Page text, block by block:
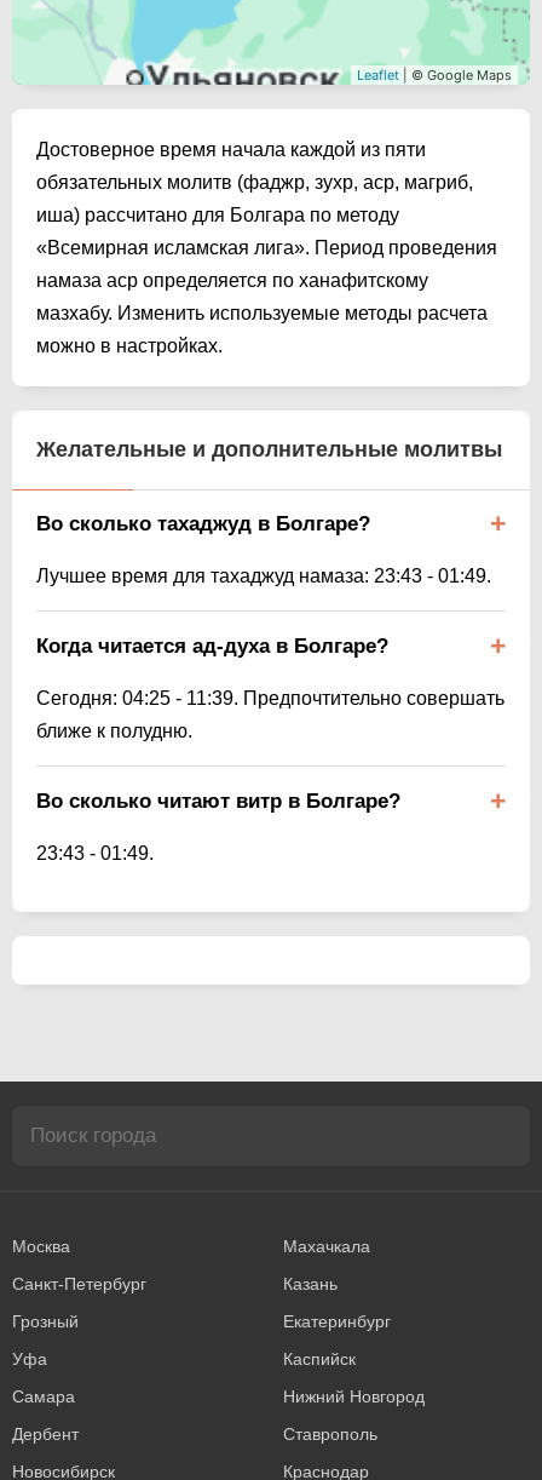
Leaflet | © Google Maps
Достоверное время начала каждой из пяти
обязательных молитв (фаджр, зухр, аср, магриб,
иша) рассчитано для Болгара по методу
«Всемирная исламская лига». Период проведения
намаза аср определяется по ханафитскому
мазхабу. Изменить используемые методы расчета
можно в настройках.
Желательные и дополнительные молитвы
Во сколько тахаджуд в Болгаре?
Лучшее время для тахаджуд намаза: 23:43 - 01:49.
Когда читается ад-духа в Болгаре?
Сегодня: 04:25 - 11:39. Предпочтительно совершать
ближе к полудню.
Во сколько читают витр в Болгаре?
23:43 - 01:49.
Москва
Махачкала
Санкт-Петербург
Казань
Грозный
Екатеринбург
Уфа
Каспийск
Самара
Нижний Новгород
Дербент
Ставрополь
Новосибирск
Краснодар